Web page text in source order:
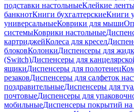
подставки настольныеКлейкие
банкнотКниги бухгалтерскиеКниги
универсальныеКоврики для мыши
системыКоврики настольные
картриджейКолеса для кресел
блоковКолонкиДиспенсеры для
(Switch)Диспенсеры для
ящикиДиспенсеры для полотенец
резаковДиспенсеры для салфеток
поздравительныеДиспенсеры для
почтовыеДиспенсеры для
мобильныеДиспенсеры покрытий на